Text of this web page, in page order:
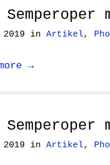
in Artikel,
→
in Artikel,